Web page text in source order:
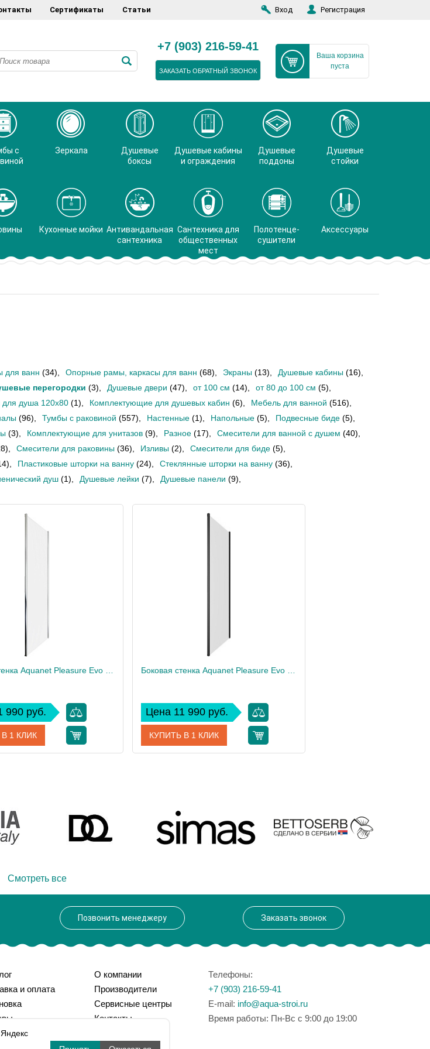
Сертификаты Статьи Вход Регистрация
+7 (903) 216-59-41
ЗАКАЗАТЬ ОБРАТНЫЙ ЗВОНОК
Ваша корзина
пуста
с
Зеркала
Душевые
боксы
Душевые кабины
и ограждения
Душевые
поддоны
Душевые
стойки
Кухонные мойки Антивандальная
сантехника
Сантехника для
общественных
мест
Полотенце-
сушители
Аксессуары
для ванн (34) Опорные рамы, каркасы для ванн (68) Экраны (13) Душевые кабины (16)
перегородки (3) Душевые двери (47) от 100 см (14) от 80 до 100 см (5)
душа 120х80 (1) Комплектующие для душевых кабин (6) Мебель для ванной (516)
(96) Тумбы с раковиной (557) Настенные (1) Напольные (5) Подвесные биде (5)
(3) Комплектующие для унитазов (9) Разное (17) Смесители для ванной с душем (40)
Смесители для раковины (36) Изливы (2) Смесители для биде (5)
Пластиковые шторки на ванну (24) Стеклянные шторки на ванну (36)
душ (1) Душевые лейки (7) Душевые панели (9)
990 руб.
1 КЛИК
190
Цена 11 990 руб.
КУПИТЬ В 1 КЛИК
Высота, см 190
Смотреть все
Позвонить менеджеру Заказать звонок
и оплата
ответ
О компании
Производители
Сервисные центры
Контакты
Телефоны:
+7 (903) 216-59-41
E-mail: info@aqua-stroi.ru
Время работы: Пн-Вс с 9:00 до 19:00